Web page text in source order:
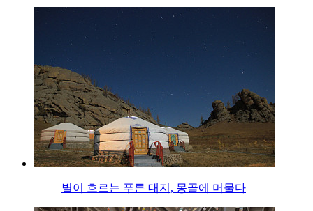
별이 흐르는 푸른 대지, 몽골에 머물다